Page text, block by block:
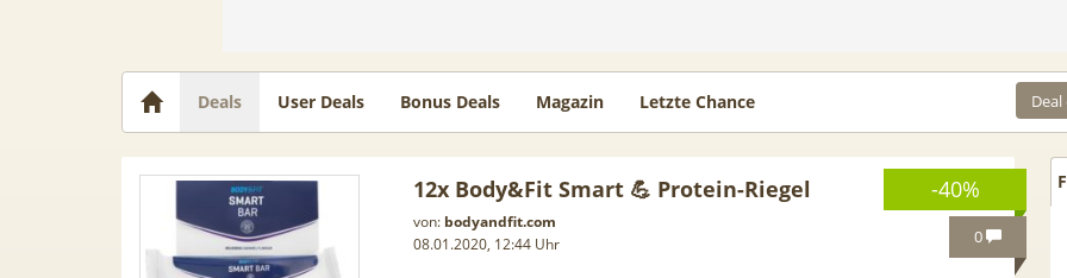
Deals User Deals Bonus Deals Magazin Letzte Chance
-40%
0
12x Body&Fit Smart 💪 Protein-Riegel
von: bodyandfit.com
08.01.2020, 12:44 Uhr